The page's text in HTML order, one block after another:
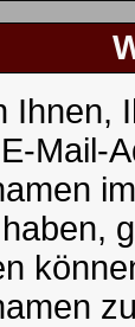
Ihnen,
Mail-